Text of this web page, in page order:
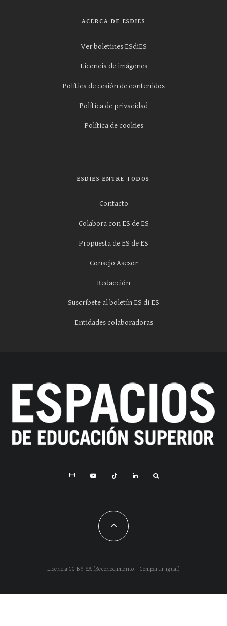
ACERCA DE ESDIES
Ver boletines ESdiES
Licencia de imágenes
Política de cesión de contenidos
Política de privacidad
Política de cookies
ESDIES ENTRE TODOS
Contacto
Colabora con ES de ES
Propuesta de ES de ES
Consejo Asesor
Redacción
Suscríbete al boletín ES di ES
Entidades colaboradoras
Licencia CC BY-SA (Reconocimiento – Compartir igual)